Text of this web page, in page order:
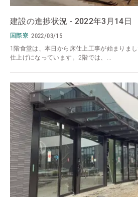
建設の進捗状況 - 2022年3月14日
国際寮 2022/03/15
1階食堂は、本日から床仕上工事が始まりま
仕上げになっています。2階では、...